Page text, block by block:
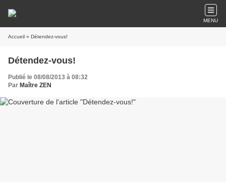
MENU
Accueil » Détendez-vous!
Détendez-vous!
Publié le 08/08/2013 à 08:32
Par Maître ZEN